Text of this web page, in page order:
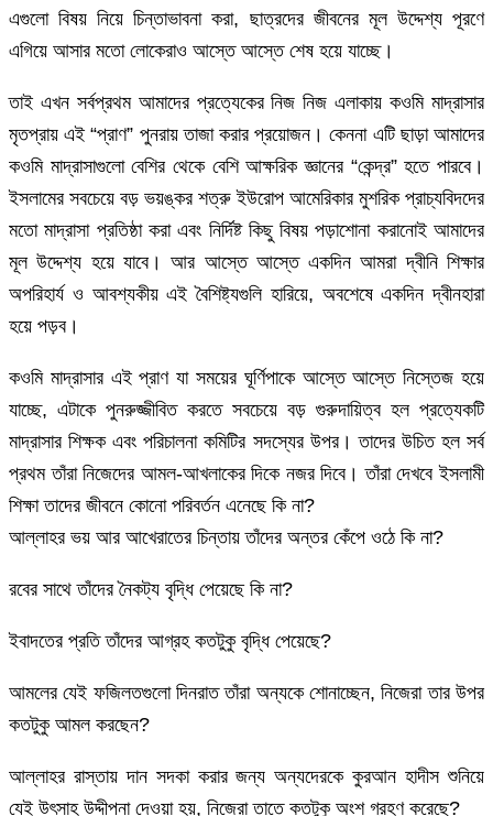
এগুলো বিষয় নিয়ে চিন্তাভাবনা করা, ছাত্রদের জীবনের মূল উদ্দেশ্য পূরণে
এগিয়ে আসার মতো লোকেরাও আস্তে আস্তে শেষ হয়ে যাচ্ছে।
তাই এখন সর্বপ্রথম আমাদের প্রত্যেকের নিজ নিজ এলাকায় কওমি মাদ্রাসার
মৃতপ্রায় এই “প্রাণ” পুনরায় তাজা করার প্রয়োজন। কেননা এটি ছাড়া আমাদের
কওমি মাদ্রাসাগুলো বেশির থেকে বেশি আক্ষরিক জ্ঞানের “কেন্দ্র” হতে পারবে।
ইসলামের সবচেয়ে বড় ভয়ঙ্কর শত্রু ইউরোপ আমেরিকার মুশরিক প্রাচ্যবিদদের
মতো মাদ্রাসা প্রতিষ্ঠা করা এবং নির্দিষ্ট কিছু বিষয় পড়াশোনা করানোই আমাদের
মূল উদ্দেশ্য হয়ে যাবে। আর আস্তে আস্তে একদিন আমরা দ্বীনি শিক্ষার
অপরিহার্য ও আবশ্যকীয় এই বৈশিষ্ট্যগুলি হারিয়ে, অবশেষে একদিন দ্বীনহারা
হয়ে পড়ব।
কওমি মাদ্রাসার এই প্রাণ যা সময়ের ঘূর্ণিপাকে আস্তে আস্তে নিস্তেজ হয়ে
যাচ্ছে, এটাকে পুনরুজ্জীবিত করতে সবচেয়ে বড় গুরুদায়িত্ব হল প্রত্যেকটি
মাদ্রাসার শিক্ষক এবং পরিচালনা কমিটির সদস্যের উপর। তাদের উচিত হল সর্ব
প্রথম তাঁরা নিজেদের আমল-আখলাকের দিকে নজর দিবে। তাঁরা দেখবে ইসলামী
শিক্ষা তাদের জীবনে কোনো পরিবর্তন এনেছে কি না?
আল্লাহর ভয় আর আখেরাতের চিন্তায় তাঁদের অন্তর কেঁপে ওঠে কি না?
রবের সাথে তাঁদের নৈকট্য বৃদ্ধি পেয়েছে কি না?
ইবাদতের প্রতি তাঁদের আগ্রহ কতটুকু বৃদ্ধি পেয়েছে?
আমলের যেই ফজিলতগুলো দিনরাত তাঁরা অন্যকে শোনাচ্ছেন, নিজেরা তার উপর
কতটুকু আমল করছেন?
আল্লাহর রাস্তায় দান সদকা করার জন্য অন্যদেরকে কুরআন হাদীস শুনিয়ে
যেই উৎসাহ উদ্দীপনা দেওয়া হয়, নিজেরা তাতে কতটুকু অংশ গ্রহণ করেছে?